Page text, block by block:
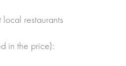
restaurants
in the price):